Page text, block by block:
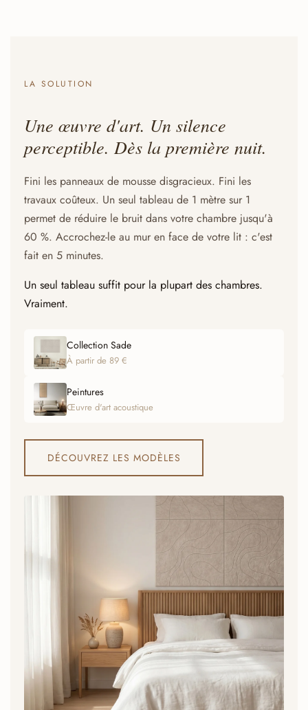
LA SOLUTION
Une œuvre d'art. Un silence
perceptible. Dès la première nuit.
Fini les panneaux de mousse disgracieux. Fini les
travaux coûteux. Un seul tableau de 1 mètre sur 1
permet de réduire le bruit dans votre chambre jusqu'à
60 %. Accrochez-le au mur en face de votre lit : c'est
fait en 5 minutes.
Un seul tableau suffit pour la plupart des chambres.
Vraiment.
Collection Sade
À partir de 89 €
Peintures
Œuvre d'art acoustique
DÉCOUVREZ LES MODÈLES